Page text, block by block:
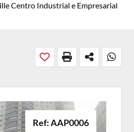
Centro Industrial e Empresarial
Ref: AAP0006